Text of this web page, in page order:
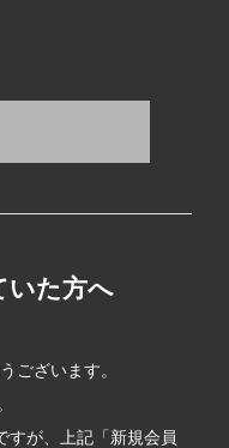
いた方へ
ございます。
すが、上記「新規会員